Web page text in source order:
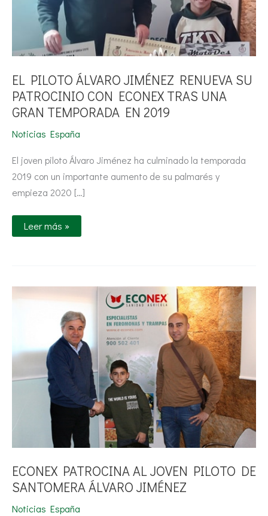
EL PILOTO ÁLVARO JIMÉNEZ RENUEVA SU
PATROCINIO CON ECONEX TRAS UNA
GRAN TEMPORADA EN 2019
Noticias España
El joven piloto Álvaro Jiménez ha culminado la temporada
2019 con un importante aumento de su palmarés y
empieza 2020 […]
GRAN
TEMPORADA
2019
Leer más »
ECONEX PATROCINA AL JOVEN PILOTO DE
SANTOMERA ÁLVARO JIMÉNEZ
Noticias España
ECONEX
PATROCINA
SANTOMERA
ÁLVARO
JIMÉNEZ